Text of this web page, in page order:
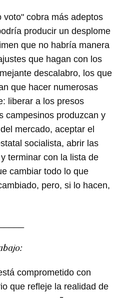
voto" cobra más adeptos
producir un desplome
que no habría manera
que hagan con los
descalabro, los que
que hacer numerosas
liberar a los presos
campesinos produzcan y
mercado, aceptar el
socialista, abrir las
terminar con la lista de
cambiar todo lo que
pero, si lo hacen,
comprometido con
que refleje la realidad de